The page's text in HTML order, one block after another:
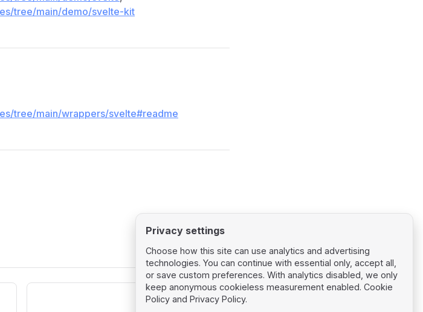
tree/main/demo/svelte-kit
tree/main/wrappers/svelte#readme
Next page
Vue
Privacy settings
Choose how this site can use analytics and advertising
technologies. You can continue with essential only, accept all,
or save custom preferences. With analytics disabled, we only
keep anonymous cookieless measurement enabled. Cookie
Policy and Privacy Policy.